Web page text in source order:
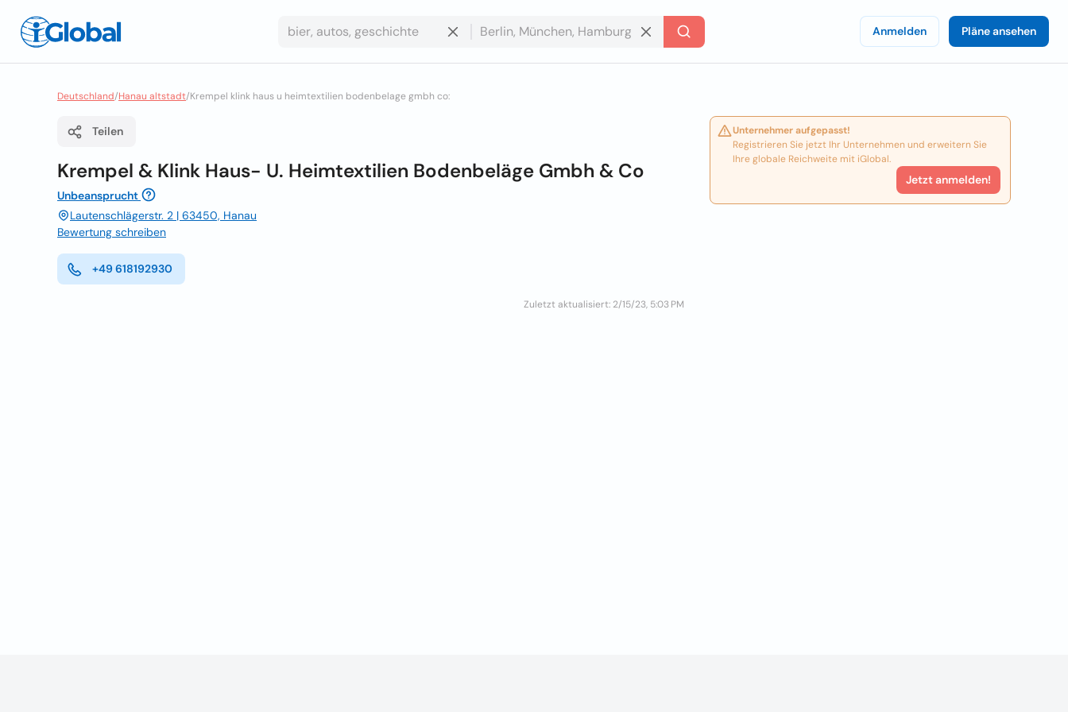
Anmelden Pläne ansehen
Deutschland/Hanau altstadt/Krempel klink haus u heimtextilien bodenbelage gmbh co:
Teilen
Krempel & Klink Haus- U. Heimtextilien Bodenbeläge Gmbh & Co
Unbeansprucht
Lautenschlägerstr. 2 | 63450, Hanau
Bewertung schreiben
+49 618192930
Zuletzt aktualisiert: 2/15/23, 5:03 PM
Unternehmer aufgepasst!
Registrieren Sie jetzt Ihr Unternehmen und erweitern Sie
Ihre globale Reichweite mit iGlobal.
Jetzt anmelden!